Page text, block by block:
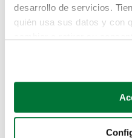
desarrollo de servicios.
quién usa sus datos y con
Si lo permite, también
Recopilar información